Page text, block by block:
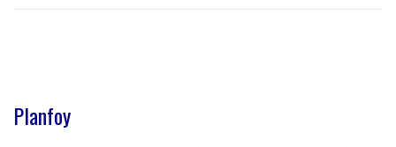
Planfoy